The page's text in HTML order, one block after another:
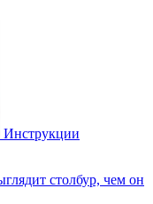
Инструкции
столбур, чем он